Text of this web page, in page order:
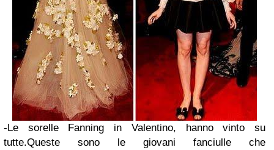
-Le sorelle Fanning in Valentino, hanno vinto su
tutte.Queste sono le giovani fanciulle che